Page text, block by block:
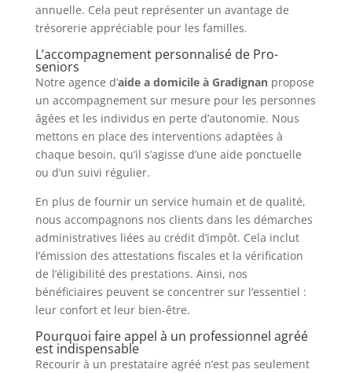
annuelle. Cela peut représenter un avantage de
trésorerie appréciable pour les familles.
L’accompagnement personnalisé de Pro-
seniors
Notre agence d’aide a domicile à Gradignanpropose
un accompagnement sur mesure pour les personnes
âgées et les individus en perte d’autonomie. Nous
mettons en place des interventions adaptées à
chaque besoin, qu’il s’agisse d’une aide ponctuelle
ou d’un suivi régulier.
En plus de fournir un service humain et de qualité,
nous accompagnons nos clients dans les démarches
administratives liées au crédit d’impôt. Cela inclut
l’émission des attestations fiscales et la vérification
de l’éligibilité des prestations. Ainsi, nos
bénéficiaires peuvent se concentrer sur l’essentiel :
leur confort et leur bien-être.
Pourquoi faire appel à un professionnel agréé
est indispensable
Recourir à un prestataire agréé n’est pas seulement